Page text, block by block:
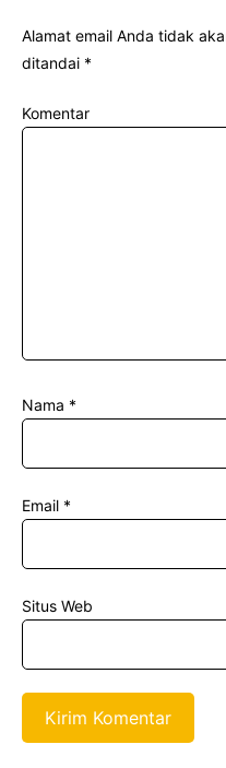
Alamat email Anda tidak
ditandai *
Komentar
Nama *
Email *
Situs Web